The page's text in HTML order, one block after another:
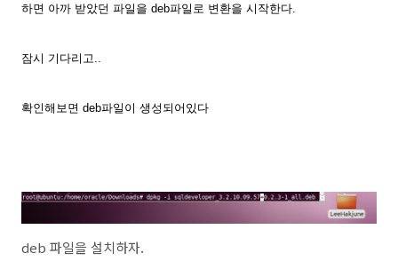
하면 아까 받았던 파일을 deb파일로 변환을 시작한다.
잠시 기다리고..
확인해보면 deb파일이 생성되어있다
deb 파일을 설치하자.